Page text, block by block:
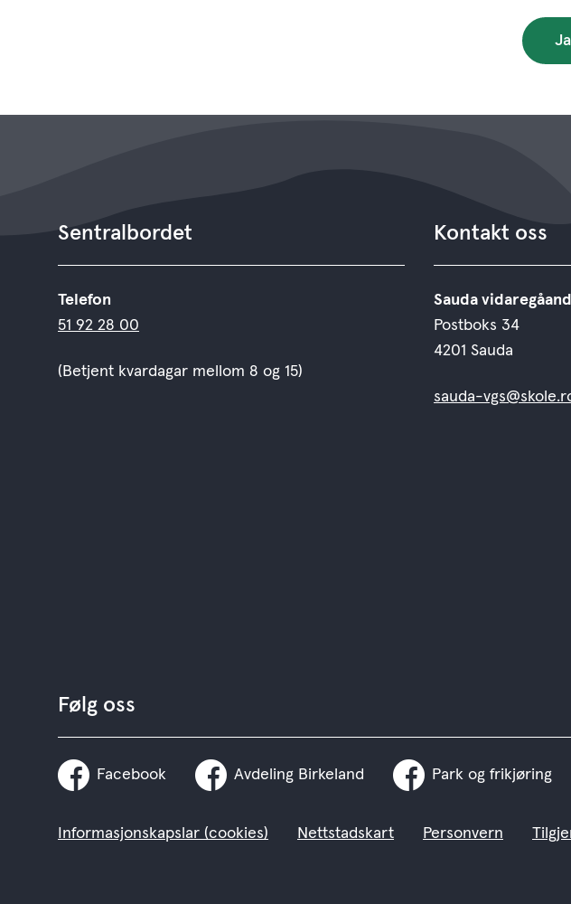
Ja
Sentralbordet
Telefon
51 92 28 00
(Betjent kvardagar mellom 8 og 15)
Kontakt oss
Sauda
Postboks 34
4201 Sauda
sauda-
Følg oss
Facebook Avdeling Birkeland Park og frikjøring
Informasjonskapslar (cookies)
Nettstadskart Personvern